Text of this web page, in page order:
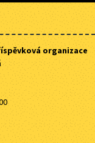
organizace